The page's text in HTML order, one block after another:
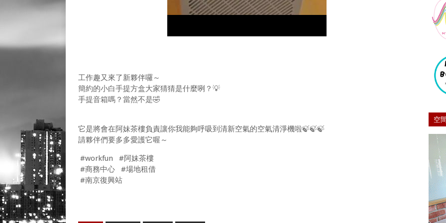
工作趣又來了新夥伴囉～
簡約的小白手提方盒大家猜猜是什麼咧？💡
手提音箱嗎？當然不是🤣
它是將會在阿妹茶樓負責讓你我能夠呼吸到清新空氣的空氣清淨機啦🍃🍃🍃
請夥伴們要多多愛護它喔～
#workfun #阿妹茶樓
#商務中心 #場地租借
#南京復興站
空